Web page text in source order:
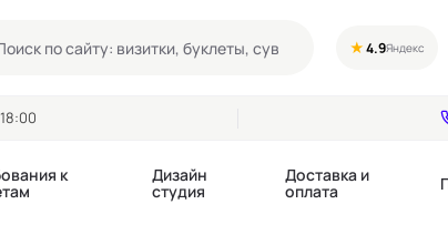
★4.9Яндекс
к Дизайн
студия
Доставка и
оплата